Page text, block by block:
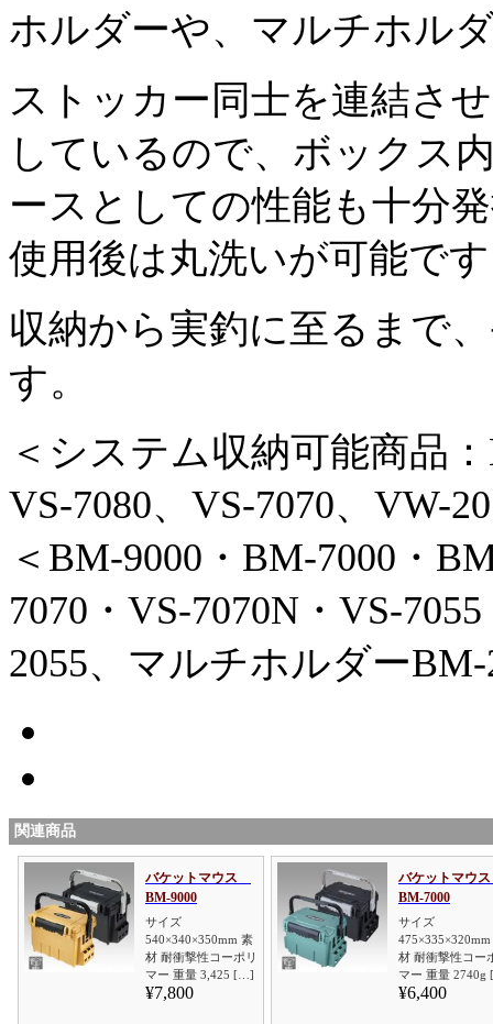
ホルダーや、マルチホル
ストッカー同士を連結さ
しているので、ボックス
ースとしての性能も十分
使用後は丸洗いが可能で
収納から実釣に至るまで
す。
＜システム収納可能商品
VS-7080、VS-7070、VW-
＜BM-9000・BM-7000・
7070・VS-7070N・VS-
2055、マルチホルダー
関連商品
バケットマウス
BM-9000
サイズ
540×340×350mm 素
材 耐衝撃性コーポリ
マー 重量 3,425 […]
¥7,800
バケットマウ
BM-7000
サイズ
475×335×320mm
材 耐衝撃性コー
マー 重量
¥6,400